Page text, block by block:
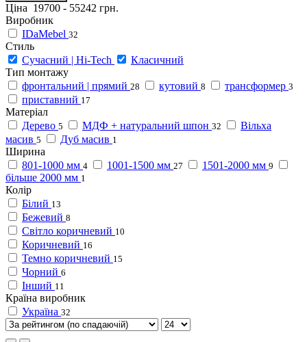
Ціна 19700 - 55242 грн.
Виробник
IDaMebel 32
Стиль
Сучасний | Hi-Tech
Класичний
Тип монтажу
фронтальний | прямий 28 кутовий 8 трансформер 3
приставний 17
Матеріал
Дерево 5 МДФ + натуральний шпон 32
Вільха
масив 5 Дуб масив 1
Ширина
801-1000 мм 4 1001-1500 мм 27 1501-2000 мм 9
більше 2000 мм 1
Колір
Білий 13
Бежевий 8
Світло коричневий 10
Коричневий 16
Темно коричневий 15
Чорний 6
Інший 11
Країна виробник
Україна 32